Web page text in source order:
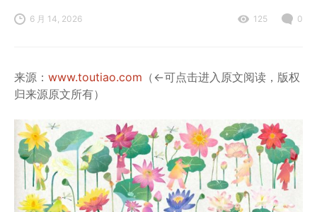
6 月 14, 2026 125 0
来源： www.toutiao.com （←可点击进入原文阅读，版权
归来源原文所有）